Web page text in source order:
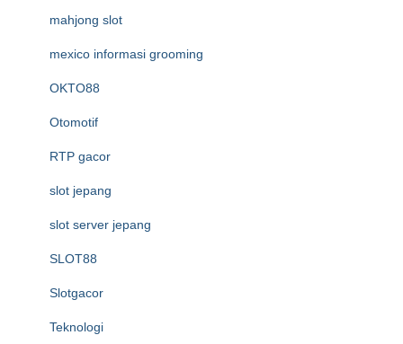
mahjong slot
mexico informasi grooming
OKTO88
Otomotif
RTP gacor
slot jepang
slot server jepang
SLOT88
Slotgacor
Teknologi